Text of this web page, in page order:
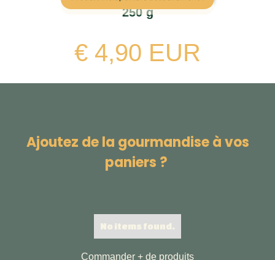
250 g
€ 4,90 EUR
Ajoutez de la gourmandise à vos
paniers ?
No items found.
Commander + de produits